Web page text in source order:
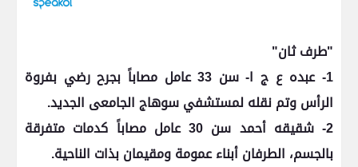
"طرف ثان"
1- عبده ع ج ا- سن 33 عامل مصاباً بجرح رضي بفروة
الرأس وتم نقله لمستشفي سوهاج الجامعى الجديد.
2- شقيقه أحمد سن 30 عامل مصاباً كدمات متفرقة
بالجسم، الطرفان أبناء عمومة ومقيمان بذات الناحية.